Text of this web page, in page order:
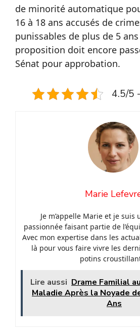
de minorité automatique
16 à 18 ans accusés de
punissables de plus de 5
proposition doit encore
Sénat pour approbation.
4.5/5
Marie
Je m’appelle Marie et je suis
passionnée faisant partie de
Avec mon expertise dans les
là pour vous faire vivre les
potins
Lire aussi Drame Familial
Maladie Après la Noyade
Ans